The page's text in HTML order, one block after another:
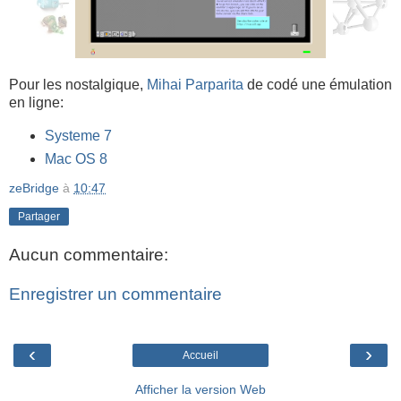
Pour les nostalgique, Mihai Parparita de codé une émulation
en ligne:
Systeme 7
Mac OS 8
zeBridge à 10:47
Partager
Aucun commentaire:
Enregistrer un commentaire
‹ ›
Accueil
Afficher la version Web